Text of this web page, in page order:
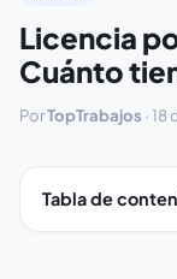
Licencia
Cuánto
PorTopTrabajos ·18
Tabla de